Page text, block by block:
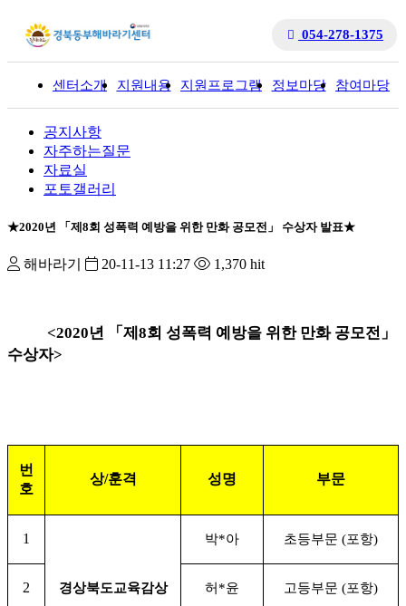
054-278-1375
센터소개 지원내용 지원프로그램 정보마당 참여마당
공지사항
자주하는질문
자료실
포토갤러리
★2020년 「제8회 성폭력 예방을 위한 만화 공모전」 수상자 발표★
해바라기 20-11-13 11:27 1,370 hit
<2020년 「 제 8회 성폭력 예방을 위한 만화 공모전 」
수상자>
번
호
상/훈격 성명 부문
1
경상북도교육감상
박*아 초등부문 (포항)
2 허 *윤 고등부문 (포항)